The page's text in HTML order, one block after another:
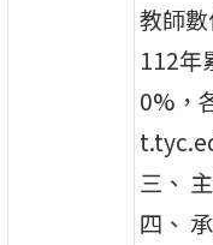
教師
112年
0%，
三、
四、